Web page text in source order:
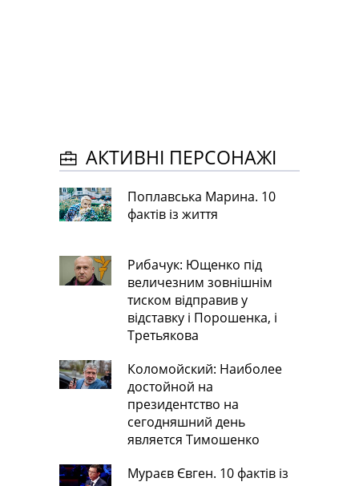
АКТИВНІ ПЕРСОНАЖІ
Поплавська Марина. 10
фактів із життя
Рибачук: Ющенко під
величезним зовнішнім
тиском відправив у
відставку і Порошенка, і
Третьякова
Коломойский: Наиболее
достойной на
президентство на
сегодняшний день
является Тимошенко
Мураєв Євген. 10 фактів із